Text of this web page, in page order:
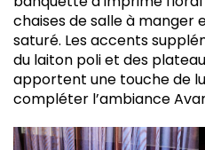
chaises de salle à manger
saturé. Les accents
du laiton poli et des
apportent une touche de
compléter l’ambiance